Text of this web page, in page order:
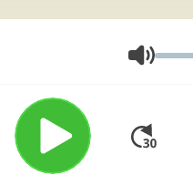
ESCUCHES ESTE
NUESTRO
DIA DE HOY
ALIMENTARAS DE LA
PALABRA POR
CATESISMO DE LA
CATOLICA.